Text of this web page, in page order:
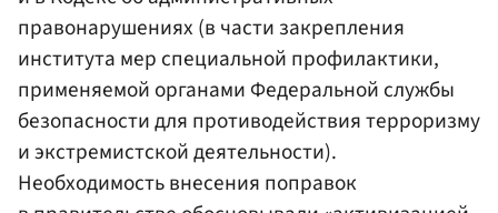
правонарушениях (в части закрепления
института мер специальной профилактики,
применяемой органами Федеральной службы
безопасности для противодействия терроризму
и экстремистской деятельности).
Необходимость внесения поправок